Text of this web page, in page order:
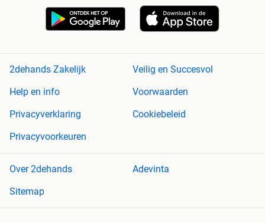
2dehands Zakelijk
Veilig en Succesvol
Help en info
Voorwaarden
Privacyverklaring
Cookiebeleid
Privacyvoorkeuren
Over 2dehands
Adevinta
Sitemap